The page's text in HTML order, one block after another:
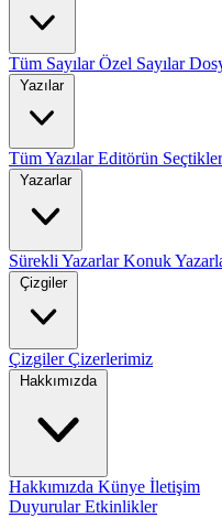
Tüm SayılarÖzel Sayılar
Yazılar
Tüm YazılarEditörün
Yazarlar
Sürekli YazarlarKonuk
Çizgiler
ÇizgilerÇizerlerimiz
Hakkımızda
Hakkımızda Künye İletişim
DuyurularEtkinlikler